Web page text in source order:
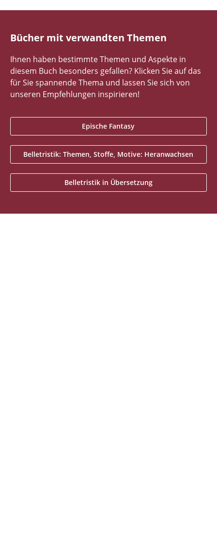
Bücher mit verwandten Themen
Ihnen haben bestimmte Themen und Aspekte in
diesem Buch besonders gefallen? Klicken Sie auf das
für Sie spannende Thema und lassen Sie sich von
unseren Empfehlungen inspirieren!
Epische Fantasy
Belletristik: Themen, Stoffe, Motive: Heranwachsen
Belletristik in Übersetzung